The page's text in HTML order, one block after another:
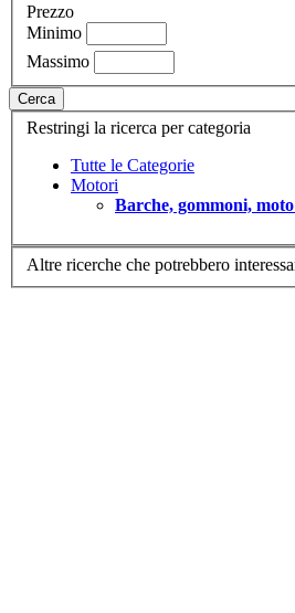
Prezzo
Minimo
Massimo
Cerca
Restringi la ricerca per categoria
Tutte le Categorie
Motori
Barche, gommoni,
Altre ricerche che potrebbero